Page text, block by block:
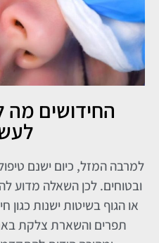
החידושים מה
למרבה המזל, כיום ישנם
ובטוחים. לכן השאלה מדוע
או הגוף בשיטות ישנות כגון
תפרים והשארת צלקת